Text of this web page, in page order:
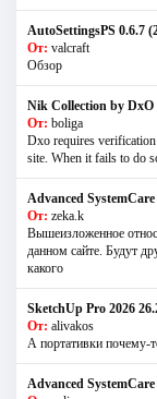
AutoSettingsPS 0.6.7
От: valcraft
Обзор
Nik Collection by DxO
От: boliga
Dxo requires
site. When it fails to do
Advanced SystemCare
От: zeka.k
Вышеизложенное
данном сайте. Будут
какого
SketchUp Pro 2026
От: alivakos
А портативки почему-
Advanced SystemCare